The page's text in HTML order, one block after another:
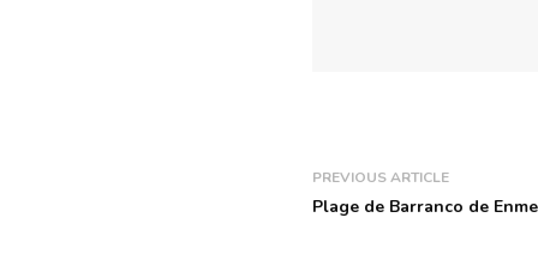
PREVIOUS ARTICLE
Plage de Barranco de